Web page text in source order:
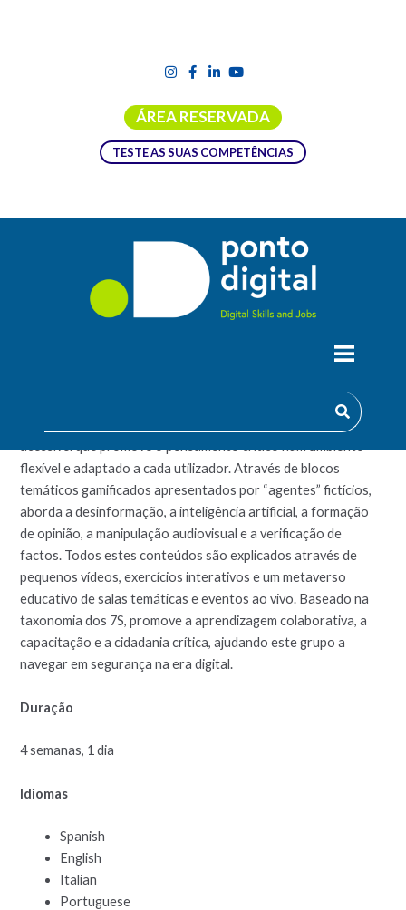
ÁREA RESERVADA
TESTE AS SUAS COMPETÊNCIAS
REDES E REALIDADES. LITERACIA
curso sMOOC inovador sobre literacia mediática para
pessoas com mais de 65 anos. Trata-se de um curso gratuito e
acessível que promove o pensamento crítico num ambiente
flexível e adaptado a cada utilizador. Através de blocos
temáticos gamificados apresentados por “agentes” fictícios,
aborda a desinformação, a inteligência artificial, a formação
de opinião, a manipulação audiovisual e a verificação de
factos. Todos estes conteúdos são explicados através de
pequenos vídeos, exercícios interativos e um metaverso
educativo de salas temáticas e eventos ao vivo. Baseado na
taxonomia dos 7S, promove a aprendizagem colaborativa, a
capacitação e a cidadania crítica, ajudando este grupo a
navegar em segurança na era digital.
Duração
4 semanas, 1 dia
Idiomas
Spanish
English
Italian
Portuguese